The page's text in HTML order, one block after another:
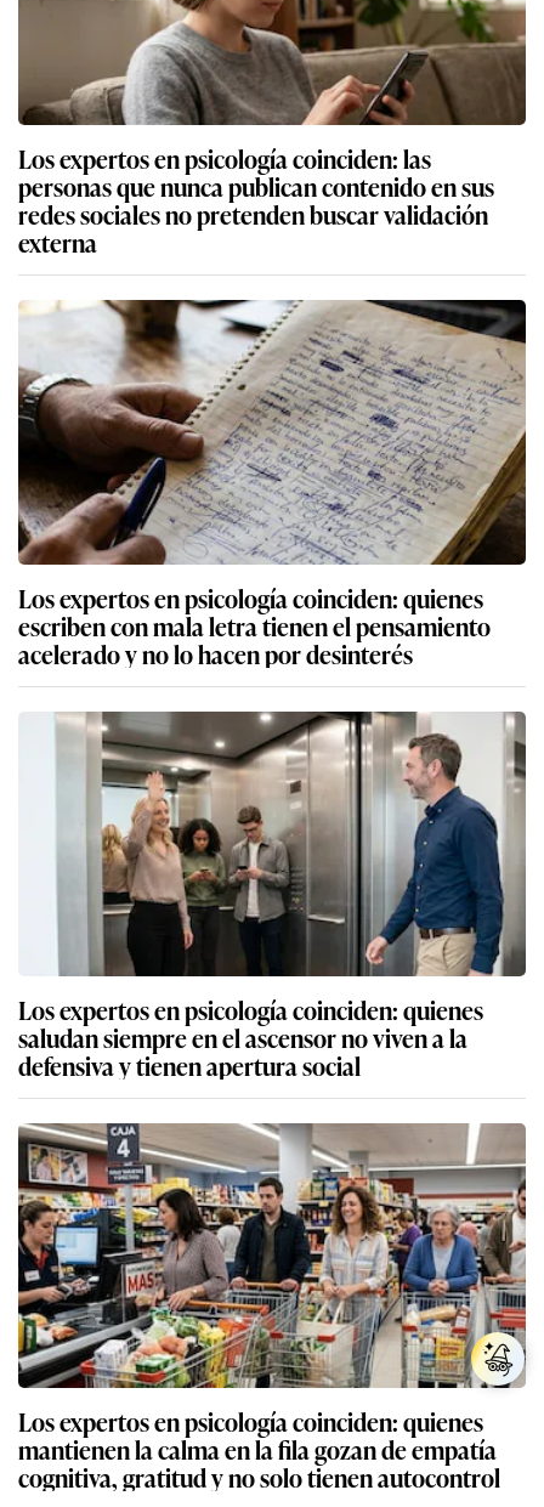
Los expertos en psicología coinciden: las
personas que nunca publican contenido en sus
redes sociales no pretenden buscar validación
externa
Los expertos en psicología coinciden: quienes
escriben con mala letra tienen el pensamiento
acelerado y no lo hacen por desinterés
Los expertos en psicología coinciden: quienes
saludan siempre en el ascensor no viven a la
defensiva y tienen apertura social
Los expertos en psicología coinciden: quienes
mantienen la calma en la fila gozan de empatía
cognitiva, gratitud y no solo tienen autocontrol